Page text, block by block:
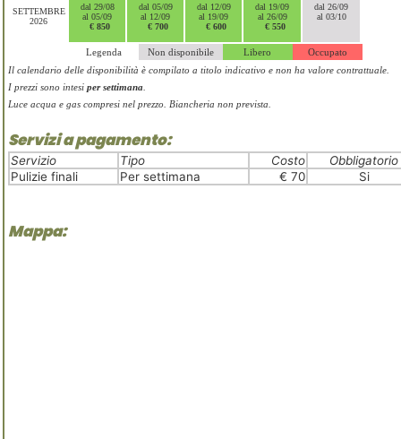
SETTEMBRE
2026
dal 29/08
al 05/09
€ 850
dal 05/09
al 12/09
€ 700
dal 12/09
al 19/09
€ 600
dal 19/09
al 26/09
€ 550
dal 26/09
al 03/10
Legenda Non disponibile Libero
Occupato
Il calendario delle disponibilità è compilato a titolo indicativo e non ha valore contrattuale.
I prezzi sono intesiper settimana
Luce acqua e gas compresi nel prezzo. Biancheria non prevista.
Servizi a pagamento:
Servizio Tipo Costo
Obbligatorio
Pulizie finali
Per settimana € 70 Si
Mappa: